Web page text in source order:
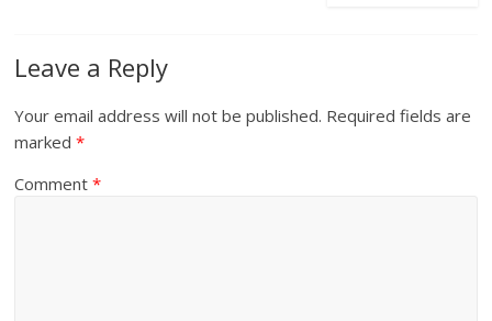
Leave a Reply
Your email address will not be published. Required fields are
marked*
Comment*